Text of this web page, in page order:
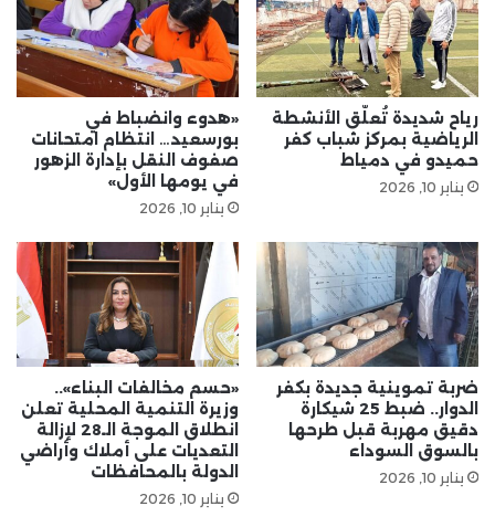
رياح شديدة تُعلّق الأنشطة
الرياضية بمركز شباب كفر
حميدو في دمياط
يناير 10, 2026
«هدوء وانضباط في
بورسعيد… انتظام امتحانات
صفوف النقل بإدارة الزهور
في يومها الأول»
يناير 10, 2026
ضربة تموينية جديدة بكفر
الدوار.. ضبط 25 شيكارة
دقيق مهربة قبل طرحها
بالسوق السوداء
يناير 10, 2026
«حسم مخالفات البناء»..
وزيرة التنمية المحلية تعلن
انطلاق الموجة الـ28 لإزالة
التعديات على أملاك وأراضي
الدولة بالمحافظات
يناير 10, 2026